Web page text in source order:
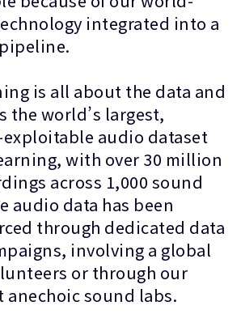
integrated into a
is all about the data and
the world’s largest,
audio dataset
with over 30 million
across 1,000 sound
audio data has been
through dedicated data
involving a global
or through our
sound labs.